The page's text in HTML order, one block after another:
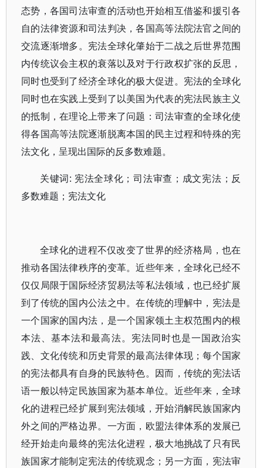
态势，各国司法审查的活动也开始相互借鉴和援引各
自的法律资源和司法判决，各国高等法院法官之间的
交流逐渐增多。宪法全球化肇始于二战之后世界范围
内传统议会主权的衰落以及对于行政权扩张的反思，
同时也受到了经济全球化的极大促进。宪法的全球化
同时也在实践上受到了以美国为代表的宪法民族主义
的抵制，在理论上带来了问题：司法审查的全球化使
得各国高等法院逐渐脱离本国的民主过程和特殊的宪
法文化，呈现出国际的反多数难题。
关键词: 宪法全球化；司法审查；成文宪法；反
多数难题；宪法文化
全球化的进程不仅改变了世界的经济格局，也在
推动各国法律秩序的变革。近些年来，全球化已经不
仅仅局限于国际经济贸易法等私法领域，也已经扩展
到了传统的国内公法之中。在传统的理解中，宪法是
一个国家的国内法，是一个国家领土主权范围内的根
本法、基本法和最高法。宪法同时也是一国政治实
践、文化传统和历史背景的最高法律体现；每个国家
的宪法都具有自身的民族特色。因而，传统的宪法话
语一般以特定民族国家为基本单位。近些年来，全球
化的进程已经扩展到宪法领域，开始消解民族国家内
外之间的严格边界。一方面，欧盟法律体系的发展已
经开始走向最终的宪法化进程，极大地挑战了只有民
族国家才能制定宪法的传统观念；另一方面，宪法审